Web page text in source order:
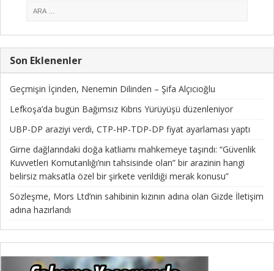
Son Eklenenler
Geçmişin İçinden, Nenemin Dilinden – Şifa Alçıcıoğlu
Lefkoşa’da bugün Bağımsız Kıbrıs Yürüyüşü düzenleniyor
UBP-DP araziyi verdi, CTP-HP-TDP-DP fiyat ayarlaması yaptı
Girne dağlarındaki doğa katliamı mahkemeye taşındı: “Güvenlik
Kuvvetleri Komutanlığı’nın tahsisinde olan” bir arazinin hangi
belirsiz maksatla özel bir şirkete verildiği merak konusu”
Sözleşme, Mors Ltd’nin sahibinin kızının adına olan Gizde İletişim
adına hazırlandı